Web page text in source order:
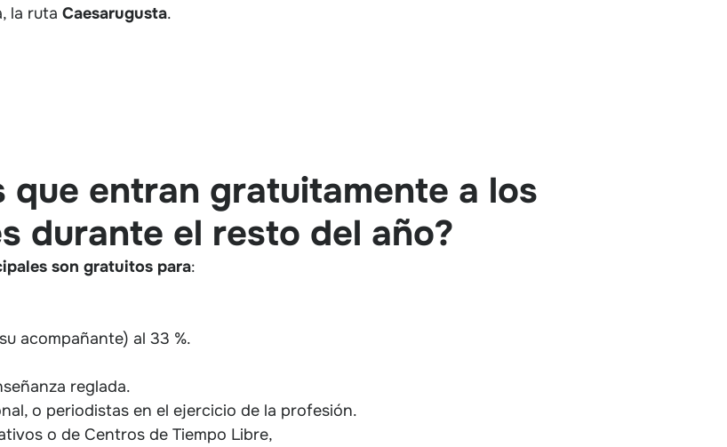
la ruta Caesarugusta.
que entran gratuitamente a los
durante el resto del año?
son gratuitos para:
acompañante) al 33 %.
reglada.
o periodistas en el ejercicio de la profesión.
o de Centros de Tiempo Libre,